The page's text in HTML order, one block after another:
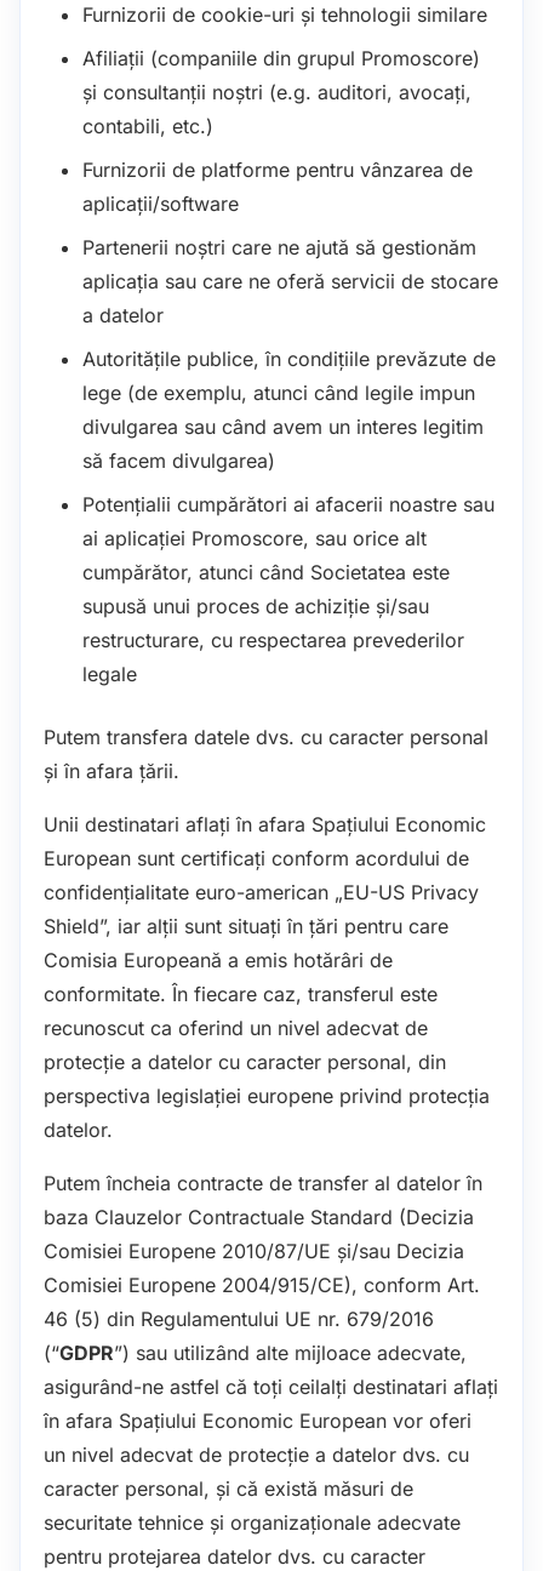
Furnizorii de cookie-uri și tehnologii similare
Afiliații (companiile din grupul Promoscore)
și consultanții noștri (e.g. auditori, avocați,
contabili, etc.)
Furnizorii de platforme pentru vânzarea de
aplicații/software
Partenerii noștri care ne ajută să gestionăm
aplicația sau care ne oferă servicii de stocare
a datelor
Autoritățile publice, în condițiile prevăzute de
lege (de exemplu, atunci când legile impun
divulgarea sau când avem un interes legitim
să facem divulgarea)
Potențialii cumpărători ai afacerii noastre sau
ai aplicației Promoscore, sau orice alt
cumpărător, atunci când Societatea este
supusă unui proces de achiziție și/sau
restructurare, cu respectarea prevederilor
legale
Putem transfera datele dvs. cu caracter personal
și în afara țării.
Unii destinatari aflați în afara Spațiului Economic
European sunt certificați conform acordului de
confidențialitate euro-american „EU-US Privacy
Shield”, iar alţii sunt situați în țări pentru care
Comisia Europeană a emis hotărâri de
conformitate. În fiecare caz, transferul este
recunoscut ca oferind un nivel adecvat de
protecție a datelor cu caracter personal, din
perspectiva legislației europene privind protecția
datelor.
Putem încheia contracte de transfer al datelor în
baza Clauzelor Contractuale Standard (Decizia
Comisiei Europene 2010/87/UE și/sau Decizia
Comisiei Europene 2004/915/CE), conform Art.
46 (5) din Regulamentului UE nr. 679/2016
(“GDPR”) sau utilizând alte mijloace adecvate,
asigurând-ne astfel că toți ceilalți destinatari aflați
în afara Spațiului Economic European vor oferi
un nivel adecvat de protecție a datelor dvs. cu
caracter personal, și că există măsuri de
securitate tehnice și organizaționale adecvate
pentru protejarea datelor dvs. cu caracter